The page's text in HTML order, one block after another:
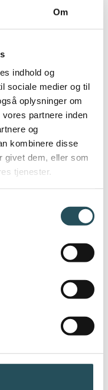
Om
indhold og
sociale medier og til
oplysninger om
partnere inden
og
kombinere disse
givet dem, eller som
tjenester.
er
kan
– én
historier ud
sociale